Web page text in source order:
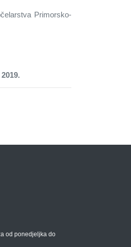
Primorsko-
od ponedjeljka do